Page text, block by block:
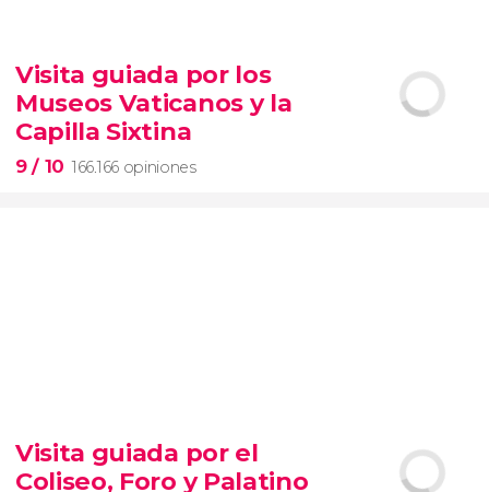
Contrastes de Nueva York
barrios de Queens, el Bronx y Brooklyn
Visita guiada por los
Museos Vaticanos y la
Capilla Sixtina
9/ 10 166.166 opiniones
visita guiada por los Museos Vaticanos y la Capilla
Sixtina
Visita guiada por el
Coliseo, Foro y Palatino